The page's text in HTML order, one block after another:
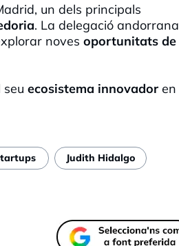
un dels principals
. La delegació andorrana
noves oportunitats de
seu ecosistema innovador en
Judith Hidalgo